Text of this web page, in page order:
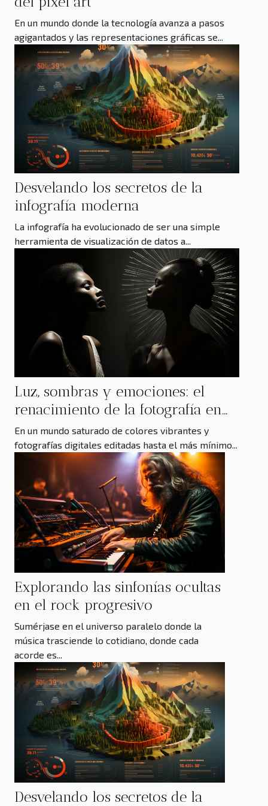
En un mundo donde la tecnología avanza a pasos
agigantados y las representaciones gráficas se...
Desvelando los secretos de la
infografía moderna
La infografía ha evolucionado de ser una simple
herramienta de visualización de datos a...
Luz, sombras y emociones: el
renacimiento de la fotografía en
blanco y negro
En un mundo saturado de colores vibrantes y
fotografías digitales editadas hasta el más mínimo...
Explorando las sinfonías ocultas
en el rock progresivo
Sumérjase en el universo paralelo donde la
música trasciende lo cotidiano, donde cada
acorde es...
Desvelando los secretos de la